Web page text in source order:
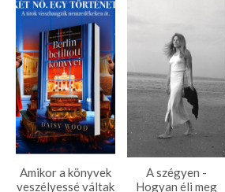
Amikor a könyvek
veszélyessé váltak
A szégyen -
Hogyan éli meg